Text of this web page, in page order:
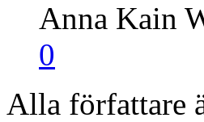
Anna Kain
0
Alla författare